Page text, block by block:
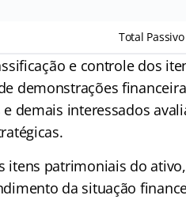
Total
e controle dos
demonstrações
demais interessados
itens patrimoniais do
da situação